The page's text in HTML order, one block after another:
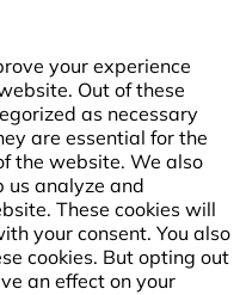
your experience
Out of these
as necessary
are essential for the
the website. We also
us analyze and
These cookies will
your consent. You also
cookies. But opting out
an effect on your